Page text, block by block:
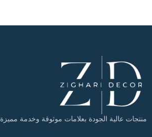
منتجات عالية الجودة بعلامات موثوقة وخدمة مميزة